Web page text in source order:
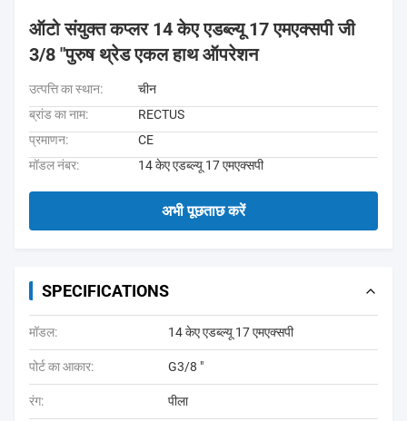
ऑटो संयुक्त कप्लर 14 केए एडब्ल्यू 17 एमएक्सपी जी
3/8 "पुरुष थ्रेड एकल हाथ ऑपरेशन
उत्पत्ति का स्थान:
चीन
ब्रांड का नाम:
RECTUS
प्रमाणन:
CE
मॉडल नंबर:
14 केए एडब्ल्यू 17 एमएक्सपी
अभी पूछताछ करें
SPECIFICATIONS
मॉडल: 14 केए एडब्ल्यू 17 एमएक्सपी
पोर्ट का आकार: G3/8 "
रंग: पीला